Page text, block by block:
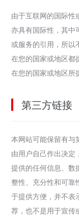
由于互联网的国际性
亦具有国际性，其中
或服务的引用，所以
在您的国家或地区都
在您的国家或地区所
第三方链接
本网站可能保留有与
由用户自己作出决定
提供的任何信息、数
整性、充分性和可靠
于提供方便，并不表
荐，也不是用于宣传